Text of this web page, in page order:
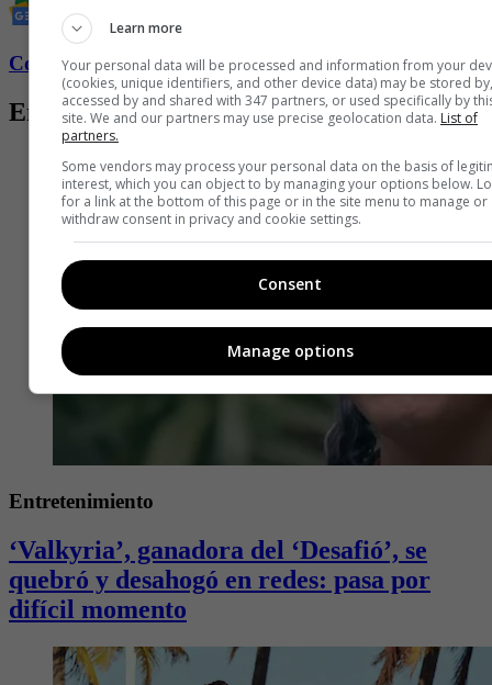
Conozca más de Fucsia aquí
Entradas relacionadas
Entretenimiento
‘Valkyria’, ganadora del ‘Desafió’, se
quebró y desahogó en redes: pasa por
difícil momento
Learn more
Your personal data will be processed and information from your
(cookies, unique identifiers, and other device data) may be stored by,
accessed by and shared with 347 partners, or used specifically by
site. We and our partners may use precise geolocation data. List of
partners.
Some vendors may process your personal data on the basis of
interest, which you can object to by managing your options below.
for a link at the bottom of this page or in the site menu to manage or
withdraw consent in privacy and cookie settings.
Consent
Manage options